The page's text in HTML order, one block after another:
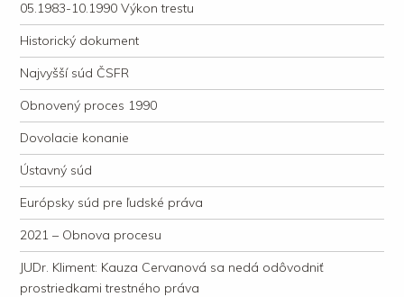
05.1983-10.1990 Výkon trestu
Historický dokument
Najvyšší súd ČSFR
Obnovený proces 1990
Dovolacie konanie
Ústavný súd
Európsky súd pre ľudské práva
2021 – Obnova procesu
JUDr. Kliment: Kauza Cervanová sa nedá odôvodniť
prostriedkami trestného práva